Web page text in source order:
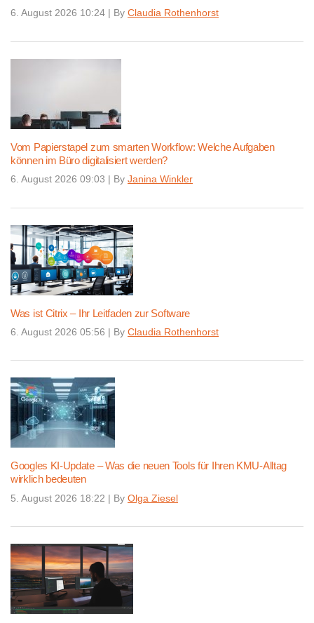
6. August 2026 10:24 | By Claudia Rothenhorst
Vom Papierstapel zum smarten Workflow: Welche Aufgaben
können im Büro digitalisiert werden?
6. August 2026 09:03 | By Janina Winkler
Was ist Citrix – Ihr Leitfaden zur Software
6. August 2026 05:56 | By Claudia Rothenhorst
Googles KI-Update – Was die neuen Tools für Ihren KMU-Alltag
wirklich bedeuten
5. August 2026 18:22 | By Olga Ziesel